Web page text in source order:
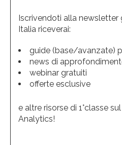
Iscrivendoti alla newsletter
Italia riceverai:
guide (base/avanzate)
news di
webinar gratuiti
offerte esclusive
e altre risorse di 1°classe
Analytics!